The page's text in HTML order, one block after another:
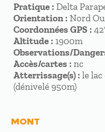
Pratique : Delta
Orientation : Nord
Coordonnées GPS :
Altitude : 1900m
Observations/
Accès/cartes : nc
Atterrissage(s) : le
(dénivelé 950m)
MONT